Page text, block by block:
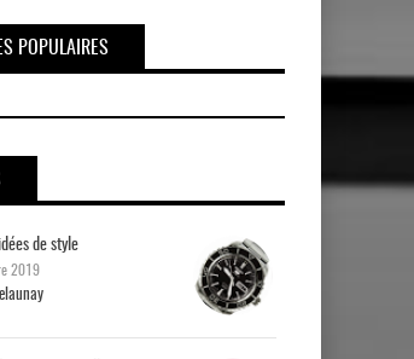
POPULAIRES
de style
2019